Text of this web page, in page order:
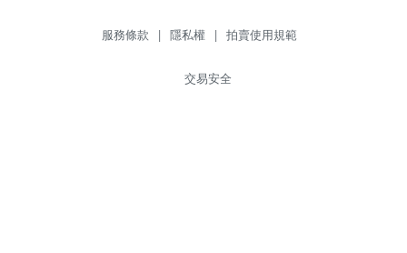
服務條款 | 隱私權 | 拍賣使用規範
交易安全